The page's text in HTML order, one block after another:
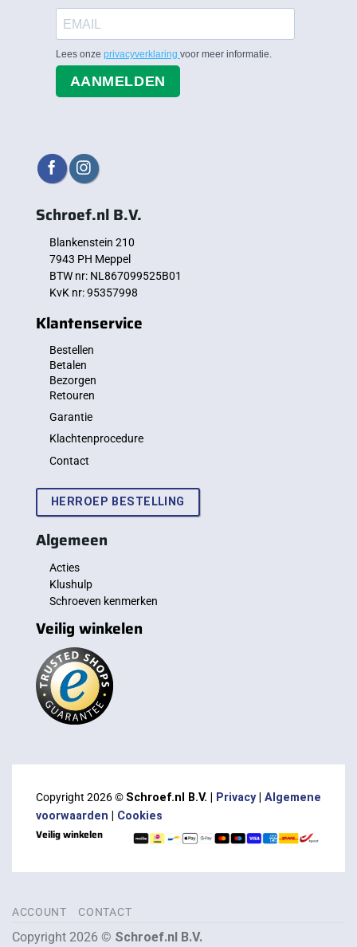
Lees onze privacyverklaring voor meer informatie.
AANMELDEN
Schroef.nl B.V.
Blankenstein 210
7943 PH Meppel
BTW nr: NL867099525B01
KvK nr: 95357998
Klantenservice
Bestellen
Betalen
Bezorgen
Retouren
Garantie
Klachtenprocedure
Contact
HERROEP BESTELLING
Algemeen
Acties
Klushulp
Schroeven kenmerken
Veilig winkelen
Copyright 2026 © Schroef.nl B.V. | Privacy| Algemene
voorwaarden
Cookies
Veilig winkelen
ACCOUNT CONTACT
Copyright 2026 © Schroef.nl B.V.